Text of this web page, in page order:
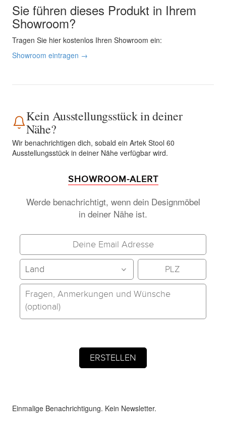
Sie führen dieses Produkt in Ihrem
Showroom?
Tragen Sie hier kostenlos Ihren Showroom ein:
Showroom eintragen →
Kein Ausstellungsstück in deiner
Nähe?
Wir benachrichtigen dich, sobald ein Artek Stool 60
Ausstellungsstück in deiner Nähe verfügbar wird.
SHOWROOM-ALERT
Werde benachrichtigt, wenn dein Designmöbel
in deiner Nähe ist.
Einmalige Benachrichtigung. Kein Newsletter.